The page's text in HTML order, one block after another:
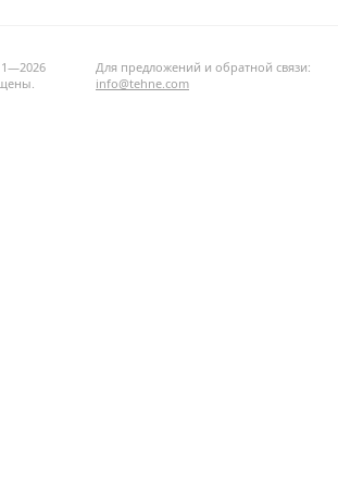
Для предложений и обратной связи:
info@tehne.com